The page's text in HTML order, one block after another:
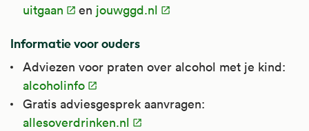
uitgaan
en jouwggd.nl
Informatie voor ouders
Adviezen voor praten over alcohol met je kind:
alcoholinfo
Gratis adviesgesprek aanvragen:
allesoverdrinken.nl